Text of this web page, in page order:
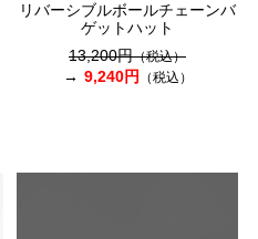
リバーシブルボールチェーンバ
ゲットハット
13,200円（税込）
9,240円 （税込）